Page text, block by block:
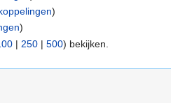
)
)
| 250 | 500) bekijken.